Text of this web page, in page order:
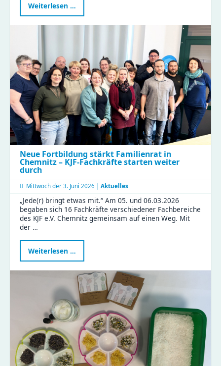
Weiterlesen …
Jana
Gora
Alltag
hautnah
beim
Perspektivwechsel
in
Wittgensdorf
Neue Fortbildung stärkt Familienrat in
Chemnitz – KJF-Fachkräfte starten weiter
durch
Mittwoch der 3. Juni 2026 | Aktuelles
„Jede(r) bringt etwas mit.“ Am 05. und 06.03.2026
begaben sich 16 Fachkräfte verschiedener Fachbereiche
des KJF e.V. Chemnitz gemeinsam auf einen Weg. Mit
der …
Weiterlesen …
Fortbildung
stärkt
Familienrat
in
Chemnitz
–
KJF-
Fachkräfte
starten
weiter
durch